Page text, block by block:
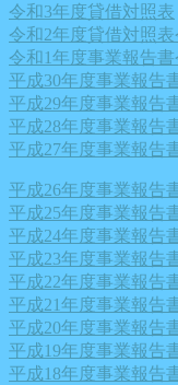
令和3年度貸借対照表
令和2年度貸借対照表
令和1年度事業報告書
平成30年度事業報告
平成29年度事業報告
平成28年度事業報告
平成27年度事業報告
平成26年度事業報告
平成25年度事業報告
平成24年度事業報告
平成23年度事業報告
平成22年度事業報告
平成21年度事業報告
平成20年度事業報告
平成19年度事業報告
平成18年度事業報告